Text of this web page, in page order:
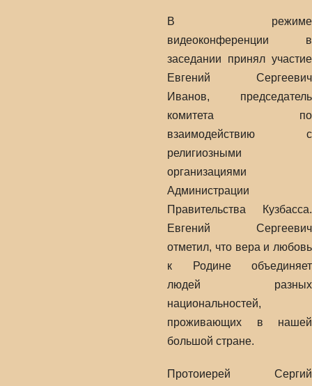
В режиме
видеоконференции в
заседании принял участие
Евгений Сергеевич
Иванов, председатель
комитета по
взаимодействию с
религиозными
организациями
Администрации
Правительства Кузбасса.
Евгений Сергеевич
отметил, что вера и любовь
к Родине объединяет
людей разных
национальностей,
проживающих в нашей
большой стране.
Протоиерей Сергий